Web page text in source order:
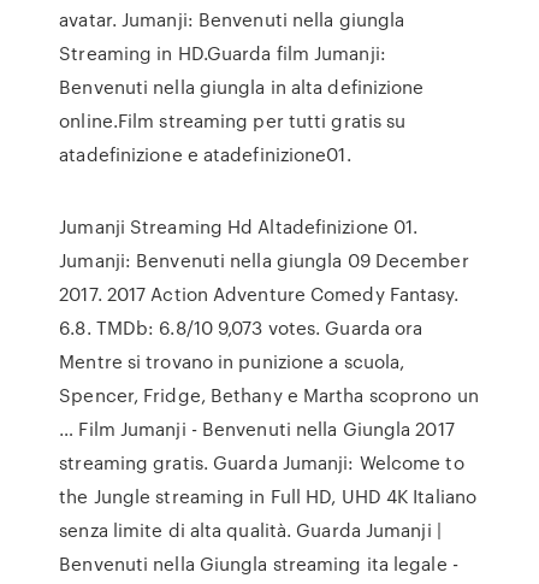
avatar. Jumanji: Benvenuti nella giungla
Streaming in HD.Guarda film Jumanji:
Benvenuti nella giungla in alta definizione
online.Film streaming per tutti gratis su
atadefinizione e atadefinizione01.
Jumanji Streaming Hd Altadefinizione 01.
Jumanji: Benvenuti nella giungla 09 December
2017. 2017 Action Adventure Comedy Fantasy.
6.8. TMDb: 6.8/10 9,073 votes. Guarda ora
Mentre si trovano in punizione a scuola,
Spencer, Fridge, Bethany e Martha scoprono un
… Film Jumanji - Benvenuti nella Giungla 2017
streaming gratis. Guarda Jumanji: Welcome to
the Jungle streaming in Full HD, UHD 4K Italiano
senza limite di alta qualità. Guarda Jumanji |
Benvenuti nella Giungla streaming ita legale -